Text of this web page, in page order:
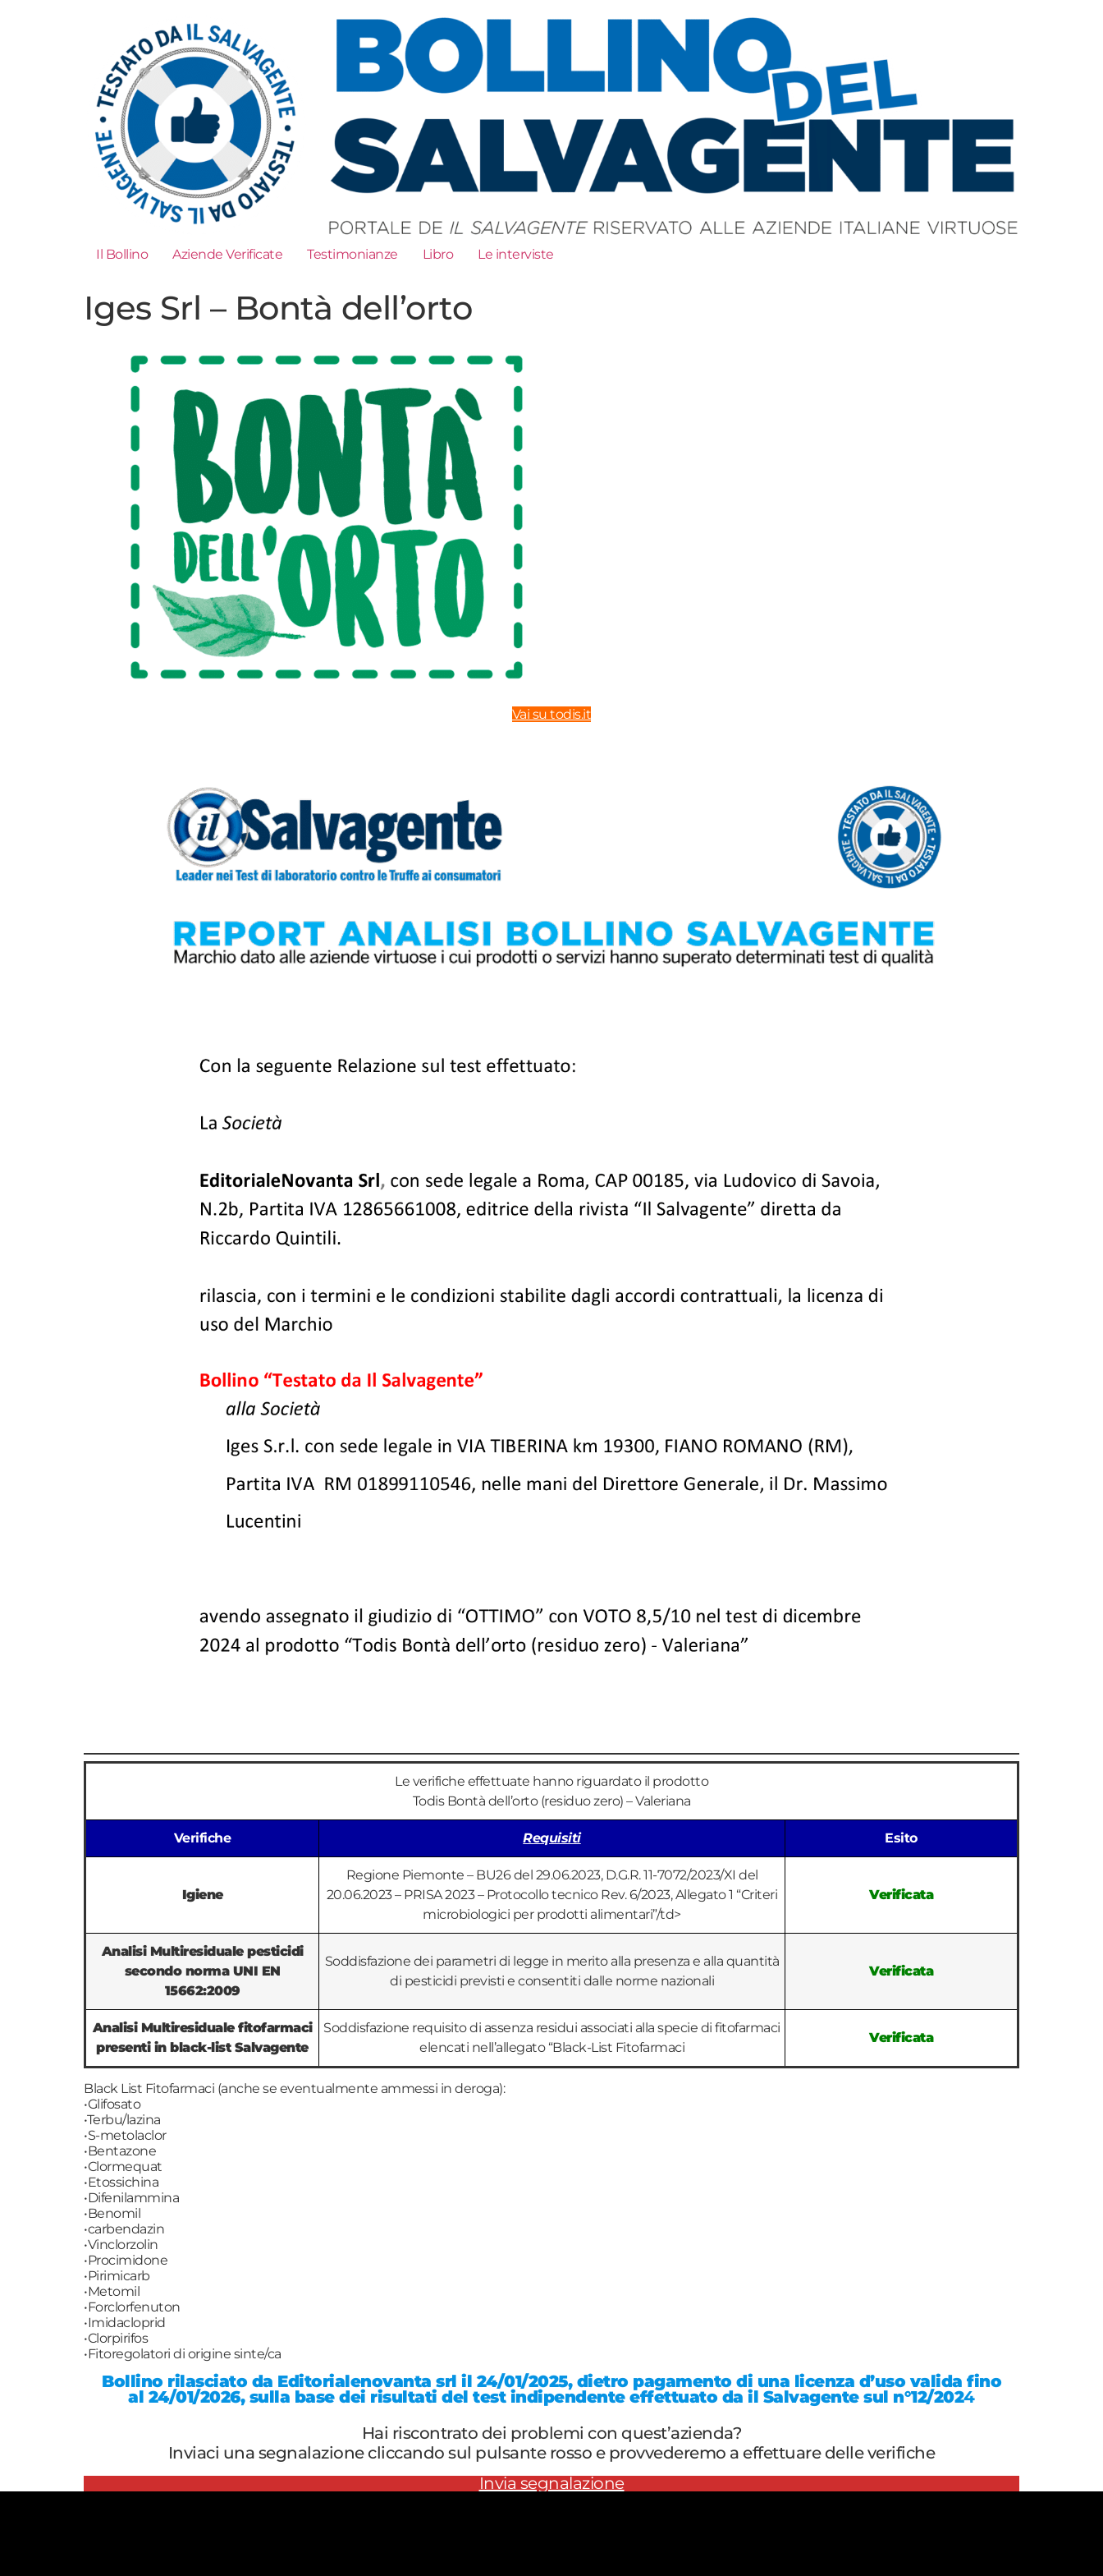
Il Bollino Aziende Verificate Testimonianze Libro Le interviste
Iges Srl – Bontà dell’orto
Vai su todis.it
Le verifiche effettuate hanno riguardato il prodotto
Todis Bontà dell’orto (residuo zero) – Valeriana
Verifiche Requisiti Esito
Igiene
Regione Piemonte – BU26 del 29.06.2023, D.G.R. 11-7072/2023/XI del
20.06.2023 – PRISA 2023 – Protocollo tecnico Rev. 6/2023, Allegato 1 “Criteri
microbiologici per prodotti alimentari”/td>
Verificata
Analisi Multiresiduale pesticidi
secondo norma UNI EN
15662:2009
Soddisfazione dei parametri di legge in merito alla presenza e alla quantità
di pesticidi previsti e consentiti dalle norme nazionali
Verificata
Analisi Multiresiduale fitofarmaci
presenti in black-list Salvagente
Soddisfazione requisito di assenza residui associati alla specie di fitofarmaci
elencati nell’allegato “Black-List Fitofarmaci
Verificata
Black List Fitofarmaci (anche se eventualmente ammessi in deroga):
•Glifosato
•Terbu/lazina
•S-metolaclor
•Bentazone
•Clormequat
•Etossichina
•Difenilammina
•Benomil
•carbendazin
•Vinclorzolin
•Procimidone
•Pirimicarb
•Metomil
•Forclorfenuton
•Imidacloprid
•Clorpirifos
•Fitoregolatori di origine sinte/ca
Bollino rilasciato da Editorialenovanta srl il 24/01/2025, dietro pagamento di una licenza d’uso valida fino
al 24/01/2026, sulla base dei risultati del test indipendente effettuato da il Salvagente sul n°12/2024
Hai riscontrato dei problemi con quest’azienda?
Inviaci una segnalazione cliccando sul pulsante rosso e provvederemo a effettuare delle verifiche
Invia segnalazione